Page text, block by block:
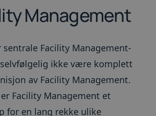
Management
sentrale Facility Management-
ikke være komplett
av Facility Management.
Facility Management et
for en lang rekke ulike